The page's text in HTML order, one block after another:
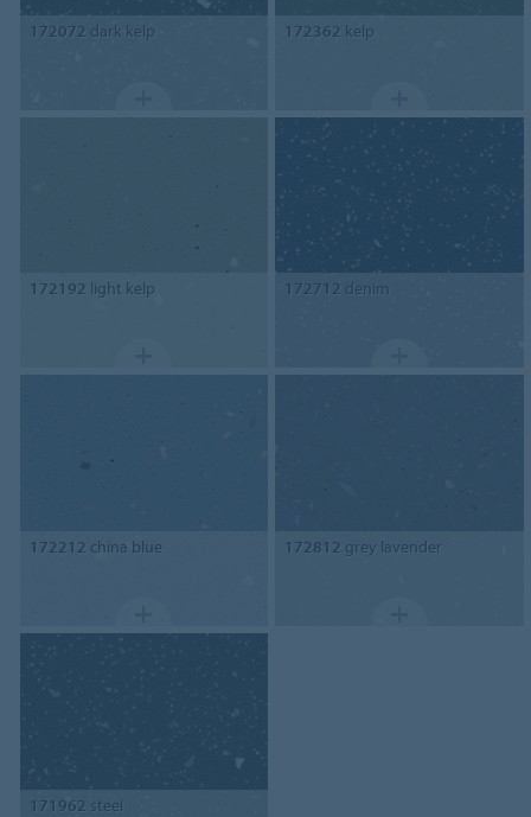
172072 dark kelp 172362 kelp
172192 light kelp 172712 denim
172212 china blue 172812 grey lavender
171962 steel